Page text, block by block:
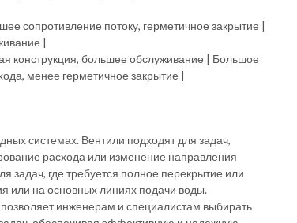
сопротивление потоку, герметичное закрытие |
|
конструкция, большее обслуживание | Большое
менее герметичное закрытие |
системах. Вентили подходят для задач,
расхода или изменение направления
задач, где требуется полное перекрытие или
или на основных линиях подачи воды.
инженерам и специалистам выбирать